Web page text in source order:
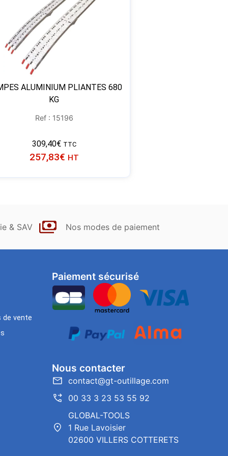
ALUMINIUM PLIANTES 680
KG
Ref : 15196
309,40€ TTC
257,83€ HT
& SAV Nos modes de paiement
de vente
Paiement sécurisé
Nous contacter
contact@gt-outillage.com
00 33 3 23 53 55 92
GLOBAL-TOOLS
1 Rue Lavoisier
02600 VILLERS COTTERETS